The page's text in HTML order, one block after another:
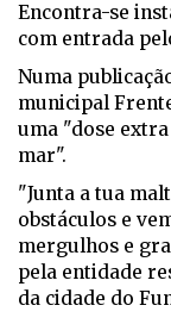
Encontra-se
com entrada
Numa
municipal
uma "dose
mar".
"Junta a tua
obstáculos e
mergulhos e
pela entidade
da cidade do